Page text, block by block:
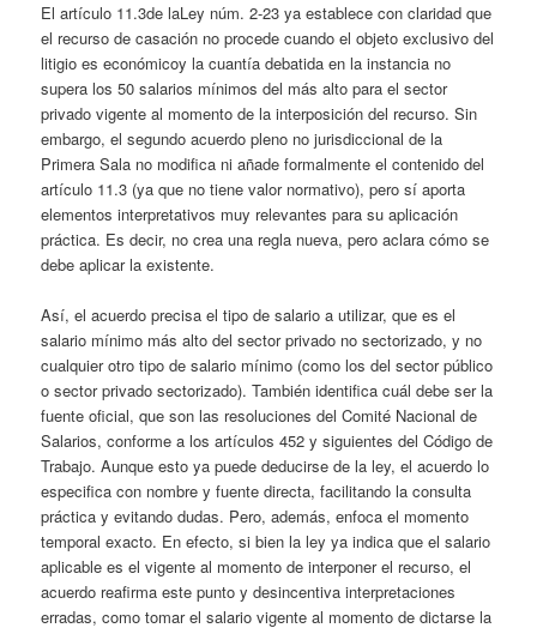
El artículo 11.3de laLey núm. 2-23 ya establece con claridad que
el recurso de casación no procede cuando el objeto exclusivo del
litigio es económicoy la cuantía debatida en la instancia no
supera los 50 salarios mínimos del más alto para el sector
privado vigente al momento de la interposición del recurso. Sin
embargo, el segundo acuerdo pleno no jurisdiccional de la
Primera Sala no modifica ni añade formalmente el contenido del
artículo 11.3 (ya que no tiene valor normativo), pero sí aporta
elementos interpretativos muy relevantes para su aplicación
práctica. Es decir, no crea una regla nueva, pero aclara cómo se
debe aplicar la existente.
Así, el acuerdo precisa el tipo de salario a utilizar, que es el
salario mínimo más alto del sector privado no sectorizado, y no
cualquier otro tipo de salario mínimo (como los del sector público
o sector privado sectorizado). También identifica cuál debe ser la
fuente oficial, que son las resoluciones del Comité Nacional de
Salarios, conforme a los artículos 452 y siguientes del Código de
Trabajo. Aunque esto ya puede deducirse de la ley, el acuerdo lo
especifica con nombre y fuente directa, facilitando la consulta
práctica y evitando dudas. Pero, además, enfoca el momento
temporal exacto. En efecto, si bien la ley ya indica que el salario
aplicable es el vigente al momento de interponer el recurso, el
acuerdo reafirma este punto y desincentiva interpretaciones
erradas, como tomar el salario vigente al momento de dictarse la